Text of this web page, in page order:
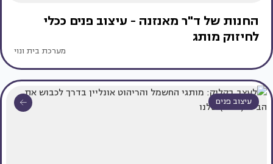
החנות של ד"ר מאנזנה - עיצוב פנים ככלי
לחיזוק מותג
מערכת בית ונוי
עיצוב פנים